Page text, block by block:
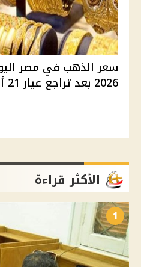
2026 بعد تراجع عيار 21 أمس
الأكثر قراءة
1